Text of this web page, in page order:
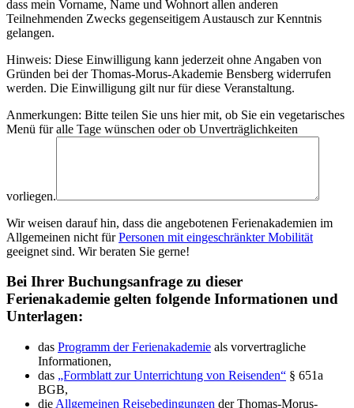
dass mein Vorname, Name und Wohnort allen anderen
Teilnehmenden Zwecks gegenseitigem Austausch zur Kenntnis
gelangen.
Hinweis: Diese Einwilligung kann jederzeit ohne Angaben von
Gründen bei der Thomas-Morus-Akademie Bensberg widerrufen
werden. Die Einwilligung gilt nur für diese Veranstaltung.
Anmerkungen: Bitte teilen Sie uns hier mit, ob Sie ein vegetarisches
Menü für alle Tage wünschen oder ob Unverträglichkeiten
vorliegen.
Wir weisen darauf hin, dass die angebotenen Ferienakademien im
Allgemeinen nicht fürPersonen mit eingeschränkter Mobilität
geeignet sind. Wir beraten Sie gerne!
Bei Ihrer Buchungsanfrage zu dieser
Ferienakademie gelten folgende Informationen und
Unterlagen:
das Programm der Ferienakademie als vorvertragliche
Informationen,
das „Formblatt zur Unterrichtung von Reisenden“ § 651a
BGB,
die Allgemeinen Reisebedingungen der Thomas-Morus-